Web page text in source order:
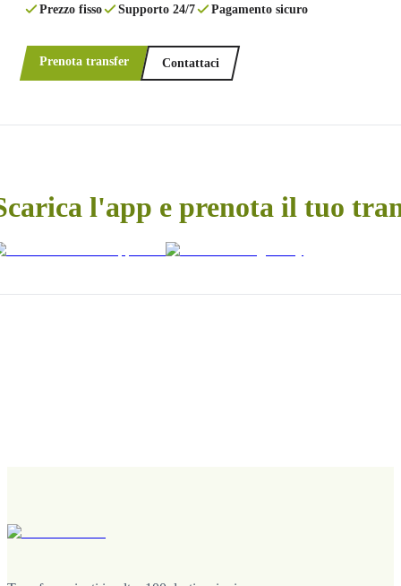
Prezzo fisso Supporto 24/7 Pagamento sicuro
Prenota transfer Contattaci
l'app e prenota il tuo